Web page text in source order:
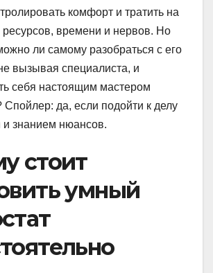
комфорт и тратить на
времени и нервов. Но
ли самому разобраться с его
вызывая специалиста, и
себя настоящим мастером
Спойлер: да, если подойти к делу
знанием нюансов.
стоит
умный